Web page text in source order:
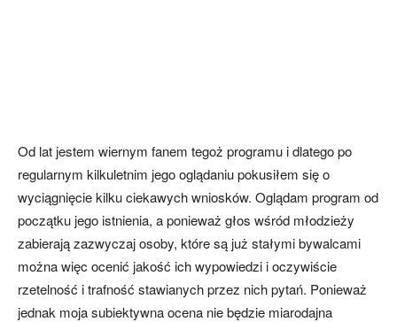
Od lat jestem wiernym fanem tegoż programu i dlatego po
regularnym kilkuletnim jego oglądaniu pokusiłem się o
wyciągnięcie kilku ciekawych wniosków. Oglądam program od
początku jego istnienia, a ponieważ głos wśród młodzieży
zabierają zazwyczaj osoby, które są już stałymi bywalcami
można więc ocenić jakość ich wypowiedzi i oczywiście
rzetelność i trafność stawianych przez nich pytań. Ponieważ
jednak moja subiektywna ocena nie będzie miarodajna